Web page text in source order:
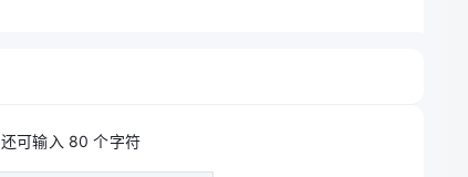
还可输入 80 个字符